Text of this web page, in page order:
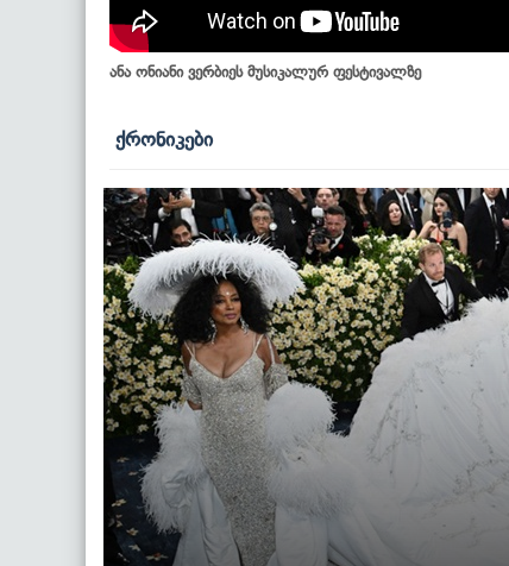
ანა ონიანი ვერბიეს მუსიკალურ ფესტივალზე
ქრონიკები